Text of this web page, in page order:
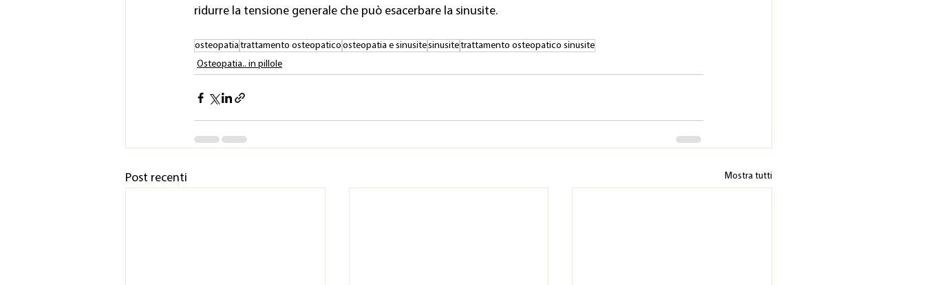
ridurre la tensione generale che può esacerbare la sinusite.
osteopatia trattamento osteopatico osteopatia e sinusitesinusitetrattamento osteopatico sinusite
Osteopatia.. in pillole
Post recenti Mostra tutti